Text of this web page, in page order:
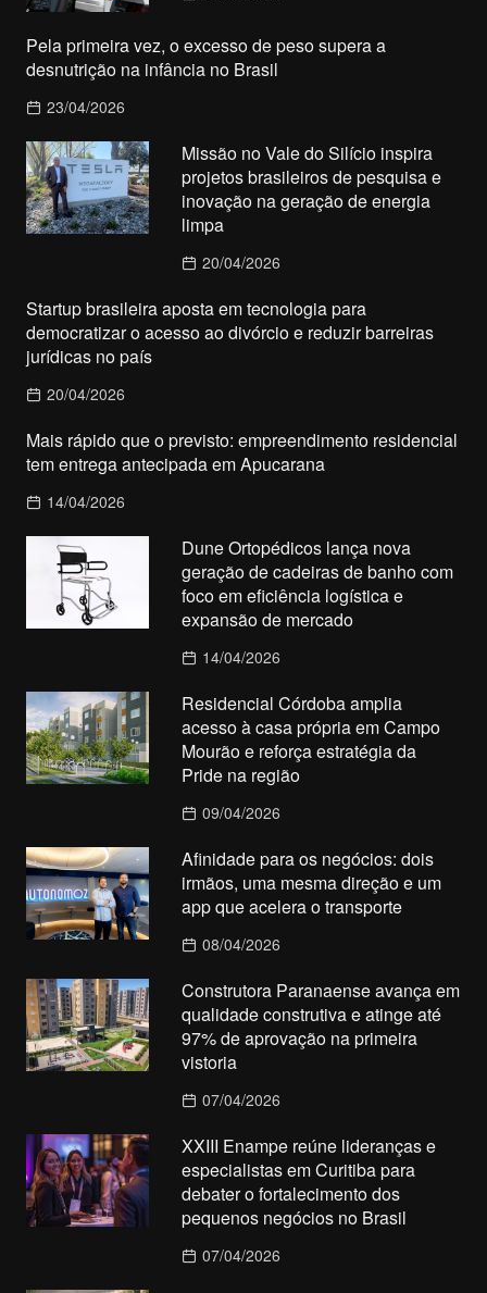
Pela primeira vez, o excesso de peso supera a
desnutrição na infância no Brasil
23/04/2026
Missão no Vale do Silício inspira
projetos brasileiros de pesquisa e
inovação na geração de energia
limpa
20/04/2026
Startup brasileira aposta em tecnologia para
democratizar o acesso ao divórcio e reduzir barreiras
jurídicas no país
20/04/2026
Mais rápido que o previsto: empreendimento residencial
tem entrega antecipada em Apucarana
14/04/2026
Dune Ortopédicos lança nova
geração de cadeiras de banho com
foco em eficiência logística e
expansão de mercado
14/04/2026
Residencial Córdoba amplia
acesso à casa própria em Campo
Mourão e reforça estratégia da
Pride na região
09/04/2026
Afinidade para os negócios: dois
irmãos, uma mesma direção e um
app que acelera o transporte
08/04/2026
Construtora Paranaense avança em
qualidade construtiva e atinge até
97% de aprovação na primeira
vistoria
07/04/2026
XXIII Enampe reúne lideranças e
especialistas em Curitiba para
debater o fortalecimento dos
pequenos negócios no Brasil
07/04/2026